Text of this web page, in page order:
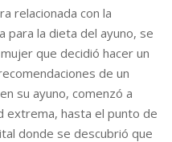
relacionada con la
para la dieta del ayuno, se
que decidió hacer un
de un
su ayuno, comenzó a
extrema, hasta el punto de
donde se descubrió que